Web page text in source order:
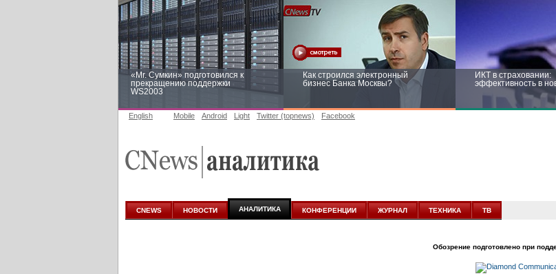
«Mr. Сумкин» подготовился к
прекращению поддержки
WS2003
Как строился электронный
бизнес Банка Москвы?
ИКТ в страховании:
эффективность в
аналитике
новых условиях
English Mobile Android Light Twitter (topnews) Facebook
CNEWS НОВОСТИ АНАЛИТИКА КОНФЕРЕНЦИИ ЖУРНАЛ ТЕХНИКА ТВ
Обозрение подготовлено при